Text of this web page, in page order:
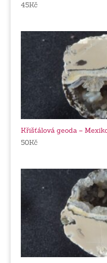
45Kč
Křišťálová geoda –
50Kč